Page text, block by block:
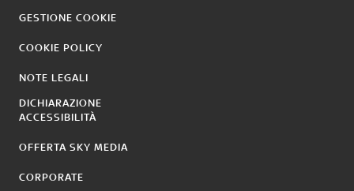
GESTIONE COOKIE
COOKIE POLICY
NOTE LEGALI
DICHIARAZIONE
ACCESSIBILITÀ
OFFERTA SKY MEDIA
CORPORATE